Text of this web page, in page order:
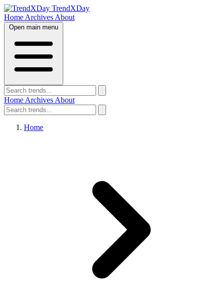
TrendXDay
Home Archives About
Open main menu
Home Archives About
Home